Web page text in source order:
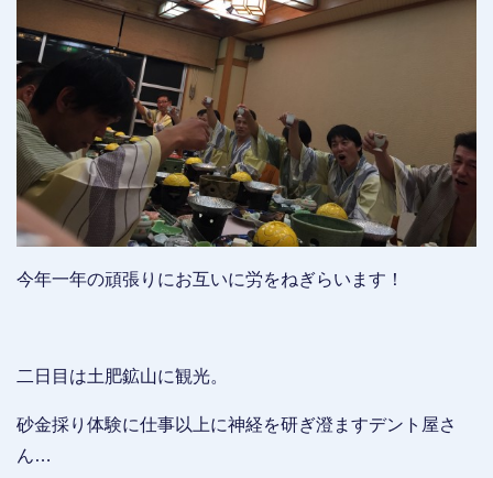
今年一年の頑張りにお互いに労をねぎらいます！
二日目は土肥鉱山に観光。
砂金採り体験に仕事以上に神経を研ぎ澄ますデント屋さ
ん…